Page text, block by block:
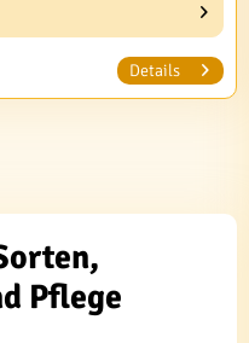
Details
Pflege